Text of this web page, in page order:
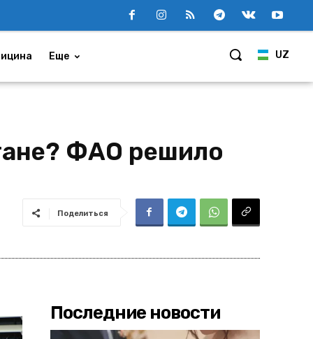
UZ
Еще
ФАО решило
Поделиться
Последние новости